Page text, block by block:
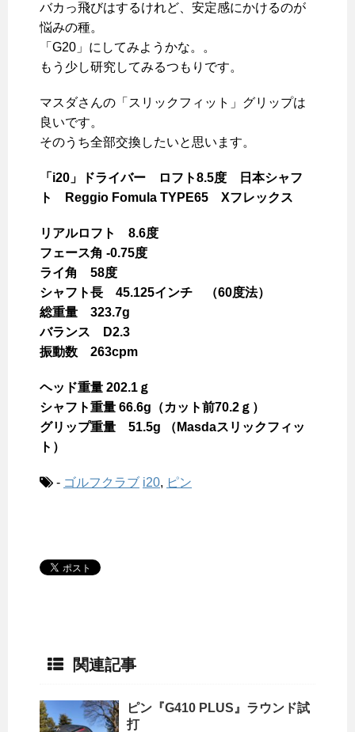
バカっ飛びはするけれど、安定感にかけるのが
悩みの種。
「G20」にしてみようかな。。
もう少し研究してみるつもりです。
マスダさんの「スリックフィット」グリップは
良いです。
そのうち全部交換したいと思います。
「i20」ドライバー ロフト8.5度 日本シャフ
ト Reggio Fomula TYPE65 Xフレックス
リアルロフト 8.6度
フェース角 -0.75度
ライ角 58度
シャフト長 45.125インチ （60度法）
総重量 323.7g
バランス D2.3
振動数 263cpm
ヘッド重量 202.1ｇ
シャフト重量 66.6g（カット前70.2ｇ）
グリップ重量 51.5g （Masdaスリックフィッ
ト）
- ゴルフクラブ i20, ピン
関連記事
ピン『G410 PLUS』ラウンド試
打